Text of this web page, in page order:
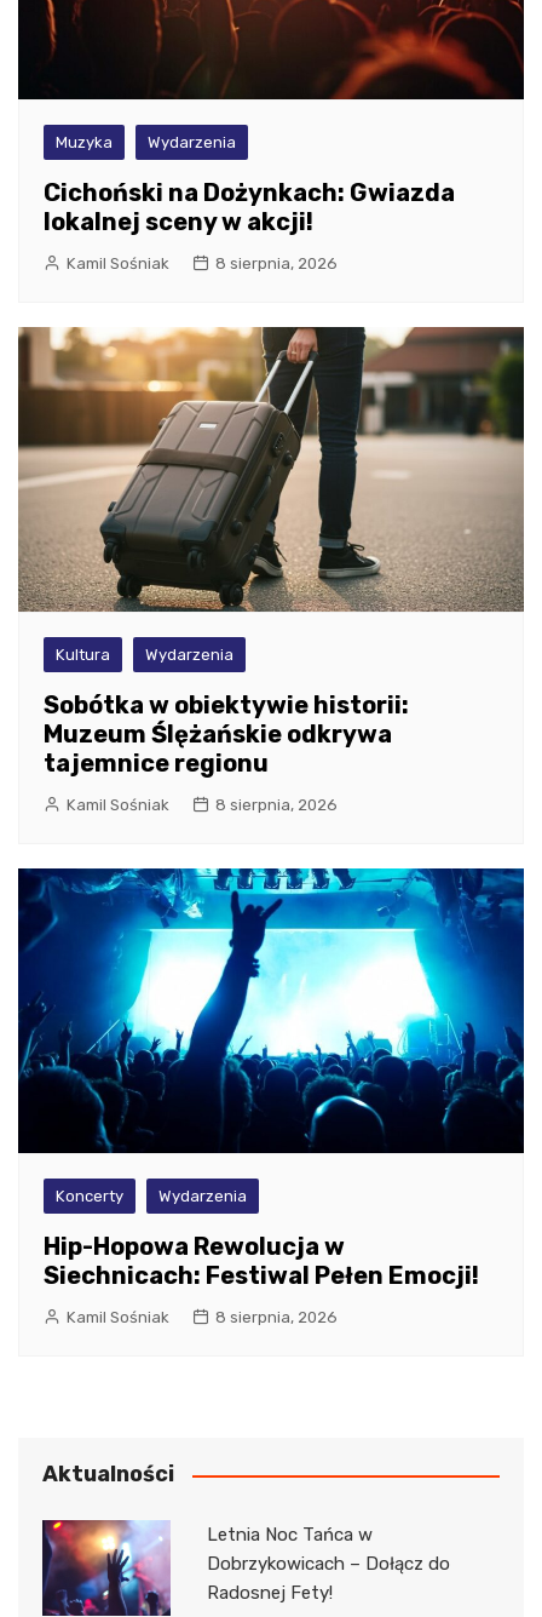
Muzyka Wydarzenia
Cichoński na Dożynkach: Gwiazda
lokalnej sceny w akcji!
Kamil Sośniak 8 sierpnia, 2026
Kultura Wydarzenia
Sobótka w obiektywie historii:
Muzeum Ślężańskie odkrywa
tajemnice regionu
Kamil Sośniak 8 sierpnia, 2026
Koncerty Wydarzenia
Hip-Hopowa Rewolucja w
Siechnicach: Festiwal Pełen Emocji!
Kamil Sośniak 8 sierpnia, 2026
Aktualności
Letnia Noc Tańca w
Dobrzykowicach – Dołącz do
Radosnej Fety!